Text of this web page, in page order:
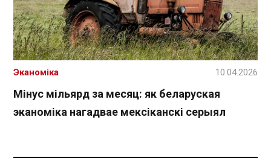
Мінус мільярд за месяц: як беларуская
эканоміка нагадвае мексіканскі серыял
Эканоміка 10.04.2026